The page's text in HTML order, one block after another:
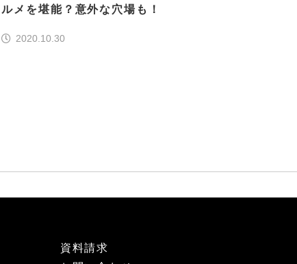
ルメを堪能？意外な穴場も！
2020.10.30
資料請求